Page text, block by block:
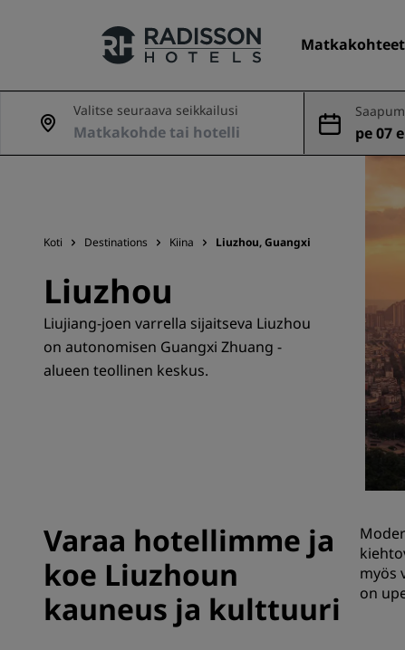
Matkakohteet
Hotelliketjumme
Valitse seuraava seikkailusi
nveto
pe 07
Koti Destinations Kiina Liuzhou, Guangxi
Liuzhou
Liujiang-joen varrella sijaitseva Liuzhou
on autonomisen Guangxi Zhuang -
alueen teollinen keskus.
Varaa hotellimme ja
koe Liuzhoun
kauneus ja kulttuuri
myös
on